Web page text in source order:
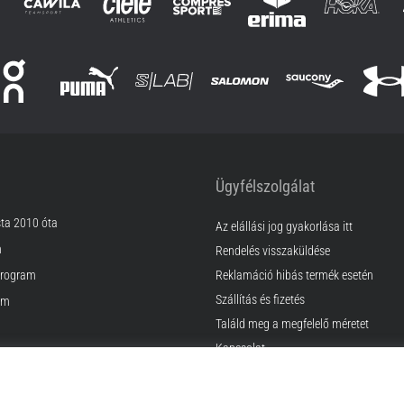
2010 óta
Ügyfélszolgálat
Az elállási jog gyakorlása itt
Rendelés visszaküldése
Reklamáció hibás termék esetén
Szállítás és fizetés
Találd meg a megfelelő méretet
Kapcsolat